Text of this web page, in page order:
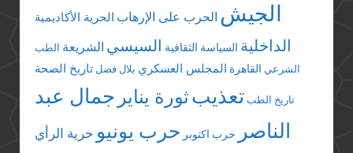
الجيش الحرب على الإرهاب الحرية الأكاديمية
الداخلية السياسة الثقافية السيسي الشريعة الطب
الشرعي القاهرة المجلس العسكري بلال فضل تاريخ الصحة
تاريخ الطب تعذيبثورة يناير جمال عبد
الناصر
حرب اكتوبر حرب يونيو حرية الرأي